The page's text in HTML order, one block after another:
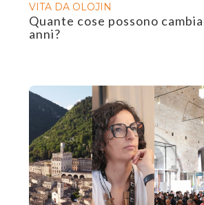
VITA DA OLOJIN
Quante cose possono
anni?